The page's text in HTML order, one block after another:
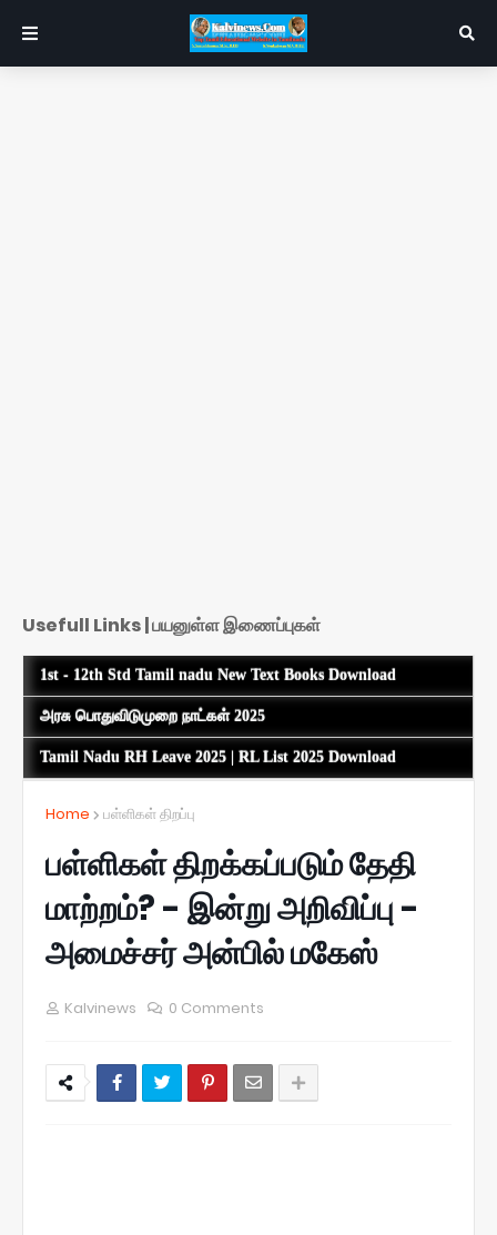
Usefull Links | பயனுள்ள இணைப்புகள்
1st - 12th Std Tamil nadu New Text Books Download
அரசு பொதுவிடுமுறை நாட்கள் 2025
Tamil Nadu RH Leave 2025 | RL List 2025 Download
Home பள்ளிகள் திறப்பு
பள்ளிகள் திறக்கப்படும் தேதி
மாற்றம்? - இன்று அறிவிப்பு -
அமைச்சர் அன்பில் மகேஸ்
Kalvinews 0 Comments